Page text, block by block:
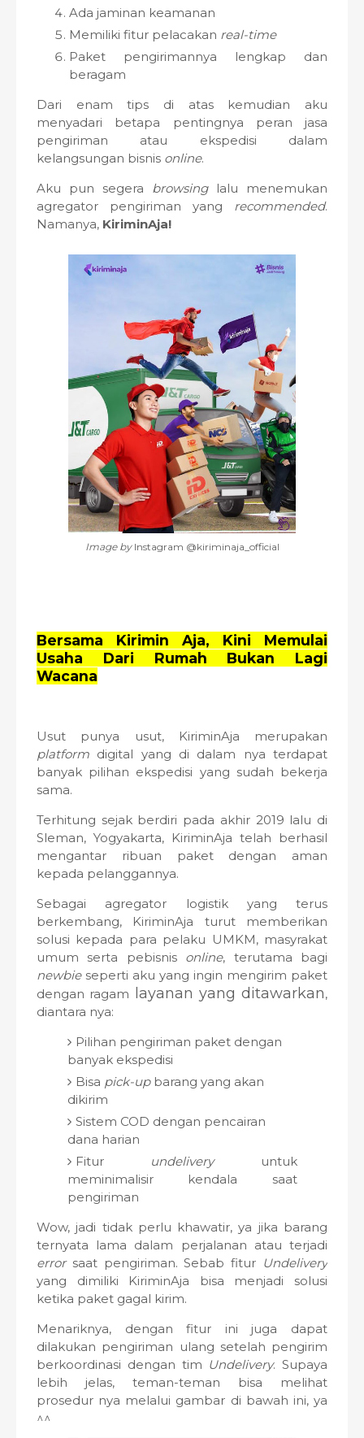
Ada jaminan keamanan
Memiliki fitur pelacakan real-time
Paket pengirimannya lengkap dan
beragam
Dari enam tips di atas kemudian aku
menyadari betapa pentingnya peran jasa
pengiriman atau ekspedisi dalam
kelangsungan bisnis online.
Aku pun segera browsing lalu menemukan
agregator pengiriman yang recommended.
Namanya, KiriminAja!
Image byInstagram @kiriminaja_official
Bersama Kirimin Aja, Kini Memulai
Usaha Dari Rumah Bukan Lagi
Wacana
Usut punya usut, KiriminAja merupakan
platform digital yang di dalam nya terdapat
banyak pilihan ekspedisi yang sudah bekerja
sama.
Terhitung sejak berdiri pada akhir 2019 lalu di
Sleman, Yogyakarta, KiriminAja telah berhasil
mengantar ribuan paket dengan aman
kepada pelanggannya.
Sebagai agregator logistik yang terus
berkembang, KiriminAja turut memberikan
solusi kepada para pelaku UMKM, masyrakat
umum serta pebisnis online, terutama bagi
newbieseperti aku yang ingin mengirim paket
dengan ragam layanan yang ditawarkan,
diantara nya:
Pilihan pengiriman paket dengan
banyak ekspedisi
Bisa pick-upbarang yang akan
dikirim
Sistem COD dengan pencairan
dana harian
Fitur
undelivery
untuk
meminimalisir kendala saat
pengiriman
Wow, jadi tidak perlu khawatir, ya jika barang
ternyata lama dalam perjalanan atau terjadi
error saat pengiriman. Sebab fitur Undelivery
yang dimiliki KiriminAja bisa menjadi solusi
ketika paket gagal kirim.
Menariknya, dengan fitur ini juga dapat
dilakukan pengiriman ulang setelah pengirim
berkoordinasi dengan tim Undelivery. Supaya
lebih jelas, teman-teman bisa melihat
prosedur nya melalui gambar di bawah ini, ya
^^